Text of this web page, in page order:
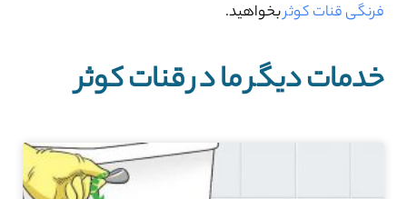
فرنگی قنات کوثربخواهید.
خدمات دیگر ما در قنات کوثر